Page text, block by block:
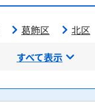
葛飾区 北区
すべて表示